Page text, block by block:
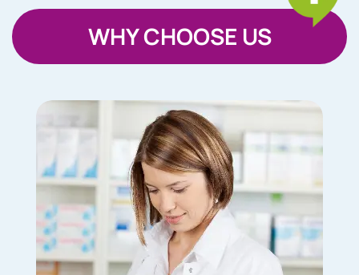
WHY CHOOSE US